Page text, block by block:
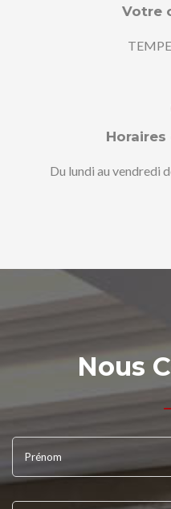
Votre
Du lundi au vendredi
Nous
Prénom